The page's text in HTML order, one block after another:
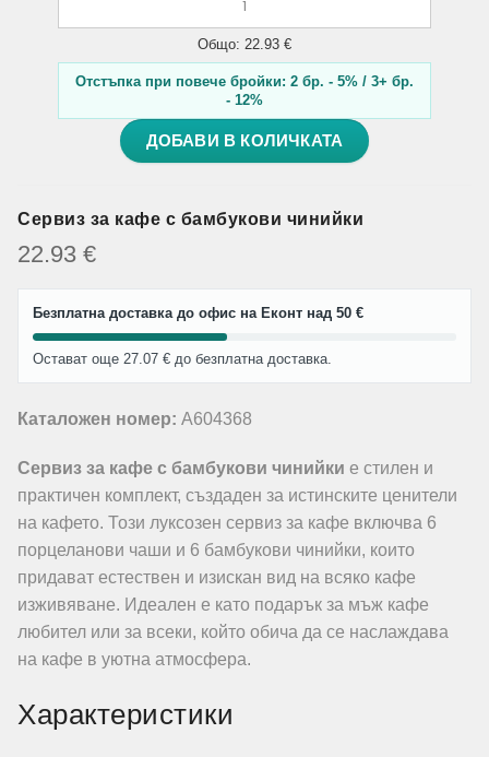
Общо: 22.93 €
Отстъпка при повече бройки: 2 бр. - 5% / 3+ бр.
- 12%
ДОБАВИ В КОЛИЧКАТА
Сервиз за кафе с бамбукови чинийки
22.93 €
Безплатна доставка до офис на Еконт над 50 €
Остават още 27.07 € до безплатна доставка.
Каталожен номер: A604368
Сервиз за кафе с бамбукови чинийки е стилен и
практичен комплект, създаден за истинските ценители
на кафето. Този луксозен сервиз за кафе включва 6
порцеланови чаши и 6 бамбукови чинийки, които
придават естествен и изискан вид на всяко кафе
изживяване. Идеален е като подарък за мъж кафе
любител или за всеки, който обича да се наслаждава
на кафе в уютна атмосфера.
Характеристики